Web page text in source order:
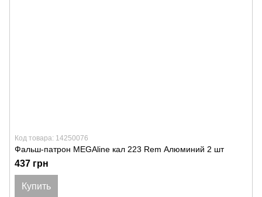
Код товара: 14250076
Фальш-патрон MEGAline кал 223 Rem Алюминий 2 шт
437 грн
Купить